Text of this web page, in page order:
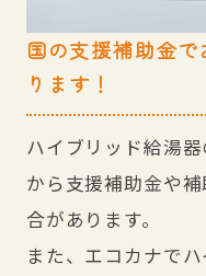
国の支援補助金
ります！
ハイブリッド給湯
から支援補助金や
合があります。
また、エコカナで